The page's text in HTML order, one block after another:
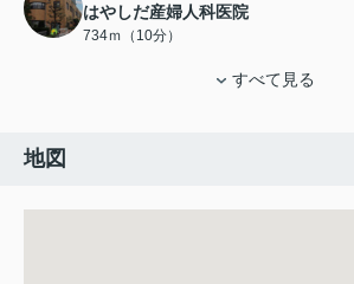
はやしだ産婦人科医院
734ｍ（10分）
すべて見る
地図